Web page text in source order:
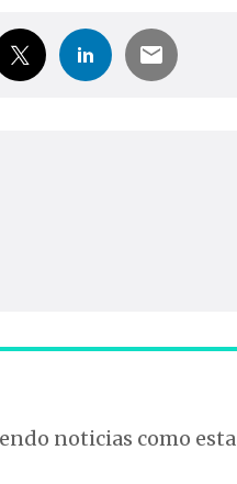
noticias como esta